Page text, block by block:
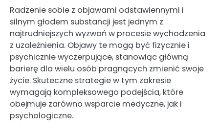
Radzenie sobie z objawami odstawiennymi i
silnym głodem substancji jest jednym z
najtrudniejszych wyzwań w procesie wychodzenia
z uzależnienia. Objawy te mogą być fizycznie i
psychicznie wyczerpujące, stanowiąc główną
barierę dla wielu osób pragnących zmienić swoje
życie. Skuteczne strategie w tym zakresie
wymagają kompleksowego podejścia, które
obejmuje zarówno wsparcie medyczne, jak i
psychologiczne.